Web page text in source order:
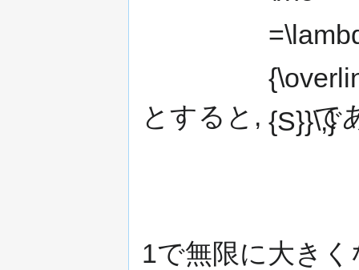
とすると, で
1で無限に大き